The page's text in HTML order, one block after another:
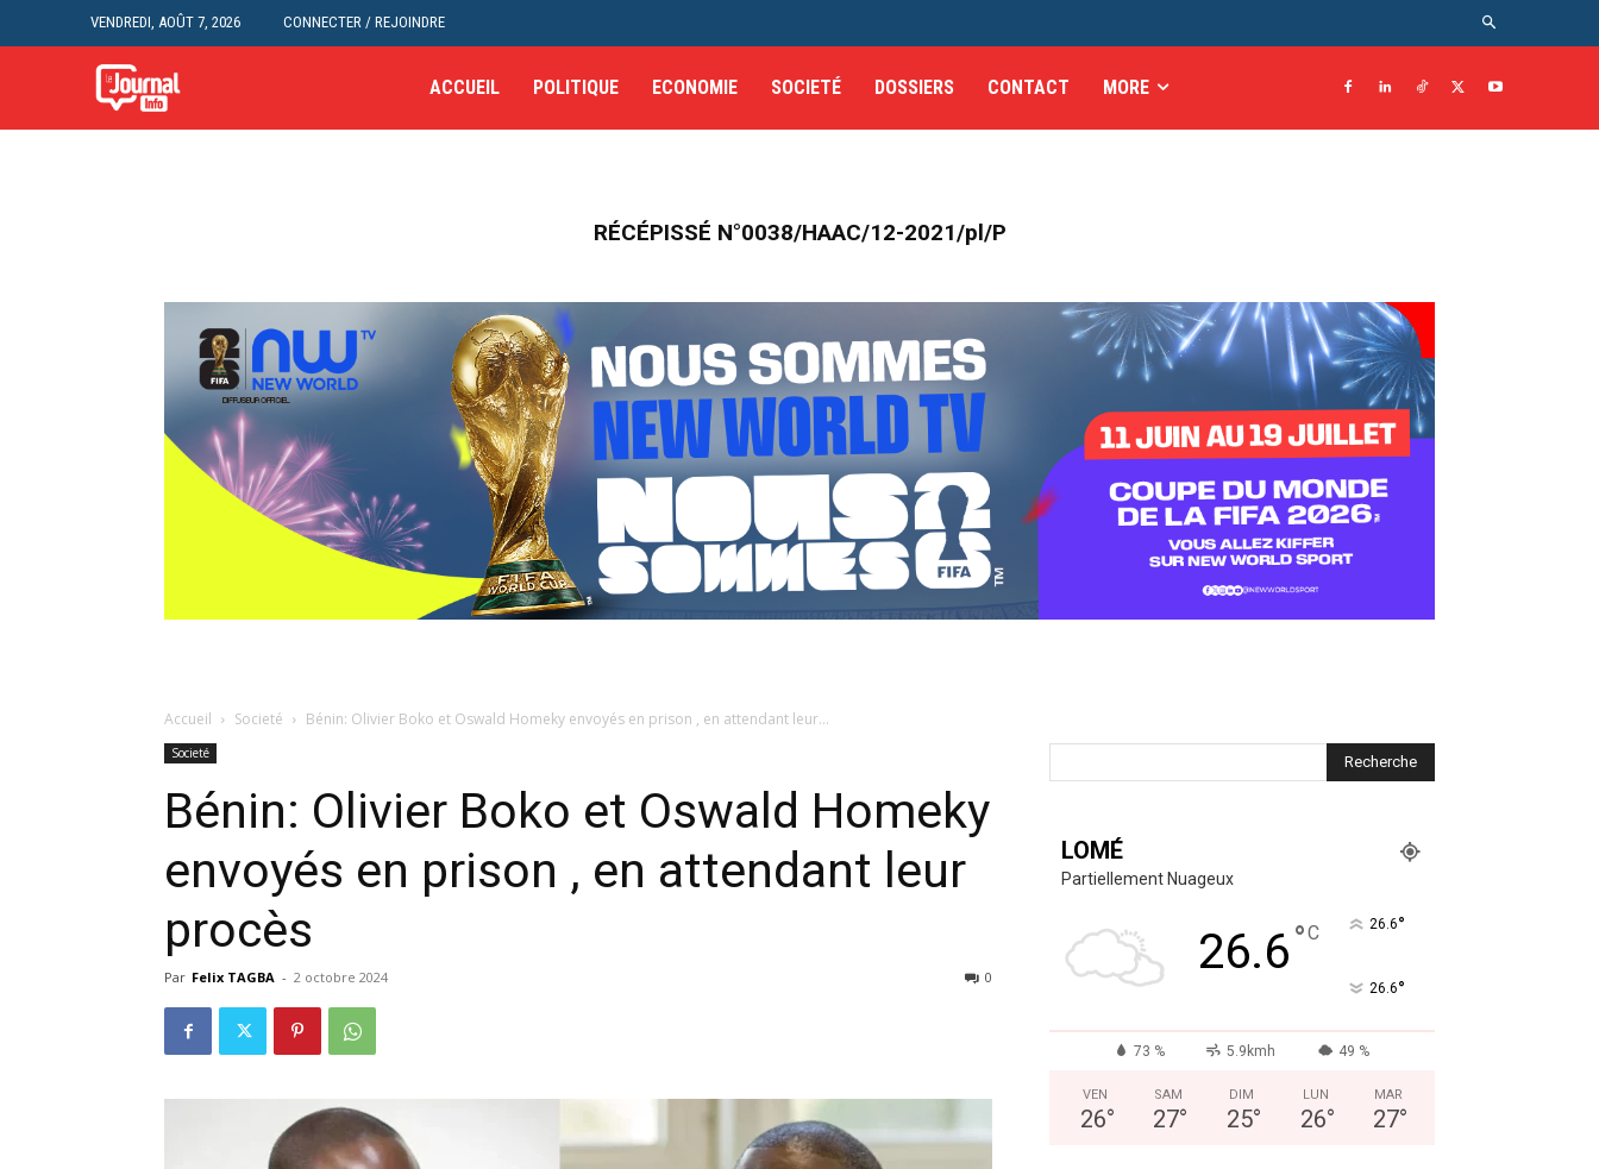
VENDREDI, AOÛT 7, 2026 CONNECTER / REJOINDRE
ACCUEIL POLITIQUE ECONOMIE SOCIETÉ DOSSIERS CONTACT MORE
RÉCÉPISSÉ N°0038/HAAC/12-2021/pl/P
Accueil Societé Bénin: Olivier Boko et Oswald Homeky envoyés en prison , en attendant leur...
Societé
Bénin: Olivier Boko et Oswald Homeky
envoyés en prison , en attendant leur
procès
Par Felix TAGBA - 2 octobre 2024 0
LOMÉ
Partiellement Nuageux
26.6°C 26.6°
26.6°
73 % 5.9kmh 49 %
VEN
26°
SAM
27°
DIM
25°
LUN
26°
MAR
27°